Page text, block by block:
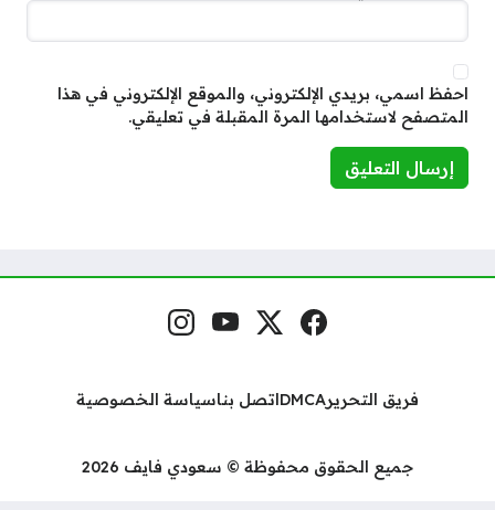
احفظ اسمي، بريدي الإلكتروني، والموقع الإلكتروني في هذا
المتصفح لاستخدامها المرة المقبلة في تعليقي.
مواقع التواصل فيسبوكمنصة إكس
يوتيوبإنستغرام
فريق التحريرDMCAاتصل بناسياسة الخصوصية
جميع الحقوق محفوظة © سعودي فايف 2026